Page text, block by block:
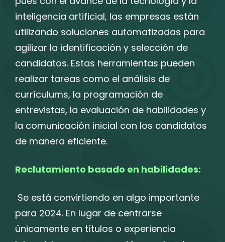
inteligencia artificial, las empresas están
utilizando soluciones automatizadas para
agilizar la identificación y selección de
candidatos. Estas herramientas pueden
realizar tareas como el análisis de
currículums, la programación de
entrevistas, la evaluación de habilidades y
la comunicación inicial con los candidatos
de manera eficiente.
Reclutamiento basado en habilidades:
Se está convirtiendo en algo importante
para 2024. En lugar de centrarse
únicamente en títulos o experiencia